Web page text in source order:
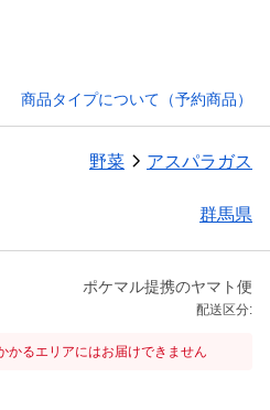
商品タイプについて（予約商品）
野菜 アスパラガス
群馬県
ポケマル提携のヤマト便
配送区分:
るエリアにはお届けできません